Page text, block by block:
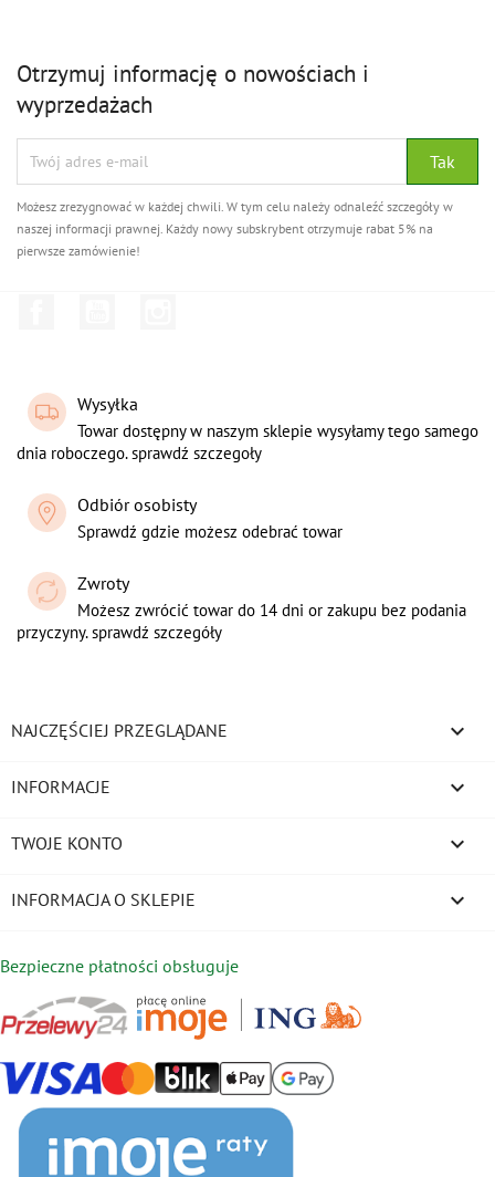
Otrzymuj informację o nowościach i
wyprzedażach
Możesz zrezygnować w każdej chwili. W tym celu należy odnaleźć szczegóły w
naszej informacji prawnej. Każdy nowy subskrybent otrzymuje rabat 5% na
pierwsze zamówienie!
Wysyłka
Towar dostępny w naszym sklepie wysyłamy tego samego
dnia roboczego. sprawdź szczegoły
Odbiór osobisty
Sprawdź gdzie możesz odebrać towar
Zwroty
Możesz zwrócić towar do 14 dni or zakupu bez podania
przyczyny. sprawdź szczegóły
NAJCZĘŚCIEJ PRZEGLĄDANE 
INFORMACJE 
TWOJE KONTO 
INFORMACJA O SKLEPIE keyboard_arrow_down
Bezpieczne płatności obsługuje